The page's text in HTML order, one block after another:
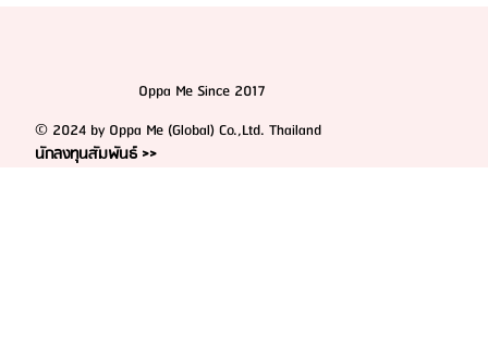
Oppa Me Since 2017
© 2024 by Oppa Me (Global) Co.,Ltd. Thailand
นักลงทุนสัมพันธ์ >>